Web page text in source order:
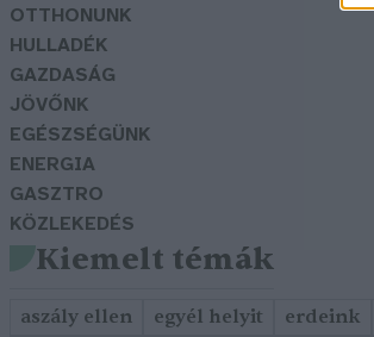
OTTHONUNK
HULLADÉK
GAZDASÁG
JÖVŐNK
EGÉSZSÉGÜNK
ENERGIA
GASZTRO
KÖZLEKEDÉS
Kiemelt témák
aszály ellen egyél helyit erdeink